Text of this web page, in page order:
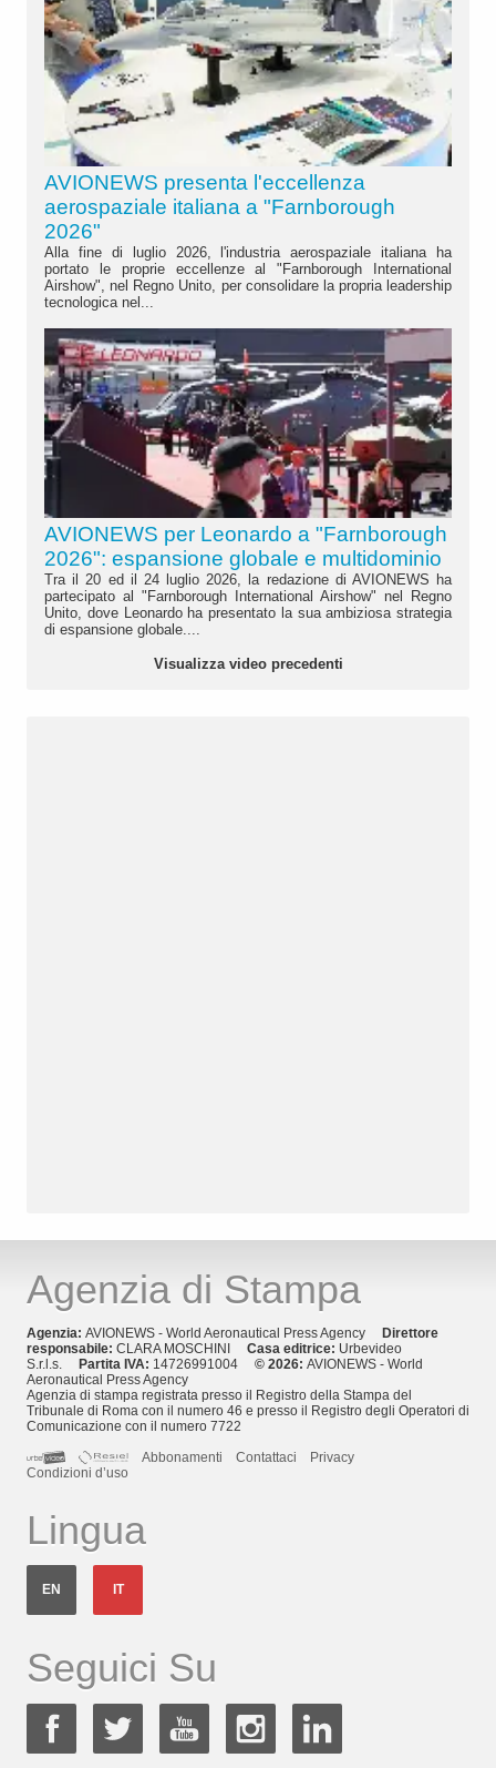
AVIONEWS presenta l'eccellenza
aerospaziale italiana a "Farnborough
2026"
Alla fine di luglio 2026, l'industria aerospaziale italiana ha
portato le proprie eccellenze al "Farnborough International
Airshow", nel Regno Unito, per consolidare la propria leadership
tecnologica nel...
AVIONEWS per Leonardo a "Farnborough
2026": espansione globale e multidominio
Tra il 20 ed il 24 luglio 2026, la redazione di AVIONEWS ha
partecipato al "Farnborough International Airshow" nel Regno
Unito, dove Leonardo ha presentato la sua ambiziosa strategia
di espansione globale....
Visualizza video precedenti
Agenzia di Stampa
Agenzia: AVIONEWS - World Aeronautical Press Agency Direttore
responsabile: CLARA MOSCHINI Casa editrice: Urbevideo
S.r.l.s. Partita IVA: 14726991004 © 2026: AVIONEWS - World
Aeronautical Press Agency
Agenzia di stampa registrata presso il Registro della Stampa del
Tribunale di Roma con il numero 46 e presso il Registro degli Operatori di
Comunicazione con il numero 7722
Abbonamenti
Contattaci
Privacy
Condizioni d’uso
Lingua
EN IT
Seguici Su